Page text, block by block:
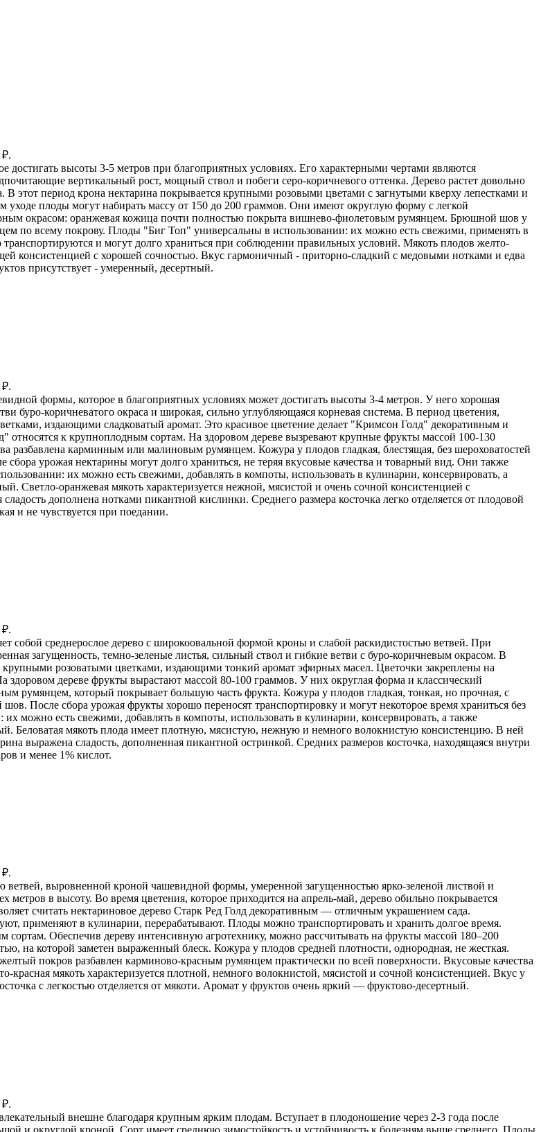
₽.
достигать высоты 3-5 метров при благоприятных условиях. Его характерными чертами являются
вертикальный рост, мощный ствол и побеги серо-коричневого оттенка. Дерево растет довольно
В этот период крона нектарина покрывается крупными розовыми цветами с загнутыми кверху лепестками и
плоды могут набирать массу от 150 до 200 граммов. Они имеют округлую форму с легкой
окрасом: оранжевая кожица почти полностью покрыта вишнево-фиолетовым румянцем. Брюшной шов у
по всему покрову. Плоды "Биг Топ" универсальны в использовании: их можно есть свежими, применять в
и могут долго храниться при соблюдении правильных условий. Мякоть плодов желто-
консистенцией с хорошей сочностью. Вкус гармоничный - приторно-сладкий с медовыми нотками и едва
присутствует - умеренный, десертный.
₽.
формы, которое в благоприятных условиях может достигать высоты 3-4 метров. У него хорошая
буро-коричневатого окраса и широкая, сильно углубляющаяся корневая система. В период цветения,
издающими сладковатый аромат. Это красивое цветение делает "Кримсон Голд" декоративным и
к крупноплодным сортам. На здоровом дереве вызревают крупные фрукты массой 100-130
разбавлена карминным или малиновым румянцем. Кожура у плодов гладкая, блестящая, без шероховатостей
урожая нектарины могут долго храниться, не теряя вкусовые качества и товарный вид. Они также
их можно есть свежими, добавлять в компоты, использовать в кулинарии, консервировать, а
Светло-оранжевая мякоть характеризуется нежной, мясистой и очень сочной консистенцией с
дополнена нотками пикантной кислинки. Среднего размера косточка легко отделяется от плодовой
и не чувствуется при поедании.
₽.
собой среднерослое дерево с широкоовальной формой кроны и слабой раскидистостью ветвей. При
загущенность, темно-зеленые листья, сильный ствол и гибкие ветви с буро-коричневым окрасом. В
крупными розоватыми цветками, издающими тонкий аромат эфирных масел. Цветочки закреплены на
дереве фрукты вырастают массой 80-100 граммов. У них округлая форма и классический
румянцем, который покрывает большую часть фрукта. Кожура у плодов гладкая, тонкая, но прочная, с
После сбора урожая фрукты хорошо переносят транспортировку и могут некоторое время храниться без
можно есть свежими, добавлять в компоты, использовать в кулинарии, консервировать, а также
Беловатая мякоть плода имеет плотную, мясистую, нежную и немного волокнистую консистенцию. В ней
выражена сладость, дополненная пикантной остринкой. Средних размеров косточка, находящаяся внутри
и менее 1% кислот.
₽.
ветвей, выровненной кроной чашевидной формы, умеренной загущенностью ярко-зеленой листвой и
метров в высоту. Во время цветения, которое приходится на апрель-май, дерево обильно покрывается
считать нектариновое дерево Старк Ред Голд декоративным — отличным украшением сада.
применяют в кулинарии, перерабатывают. Плоды можно транспортировать и хранить долгое время.
сортам. Обеспечив дереву интенсивную агротехнику, можно рассчитывать на фрукты массой 180–200
на которой заметен выраженный блеск. Кожура у плодов средней плотности, однородная, не жесткая.
покров разбавлен карминово-красным румянцем практически по всей поверхности. Вкусовые качества
мякоть характеризуется плотной, немного волокнистой, мясистой и сочной консистенцией. Вкус у
с легкостью отделяется от мякоти. Аромат у фруктов очень яркий — фруктово-десертный.
₽.
внешне благодаря крупным ярким плодам. Вступает в плодоношение через 2-3 года после
и округлой кроной. Сорт имеет среднюю зимостойкость и устойчивость к болезням выше среднего. Плоды